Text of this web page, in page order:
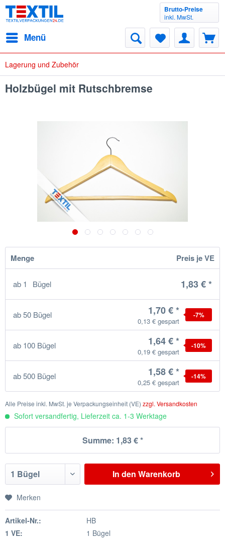
Menü
Brutto-Preise
inkl. MwSt.
Lagerung und Zubehör
Holzbügel mit Rutschbremse
Menge Preis je VE
ab 1 Bügel 1,83 € *
ab50 Bügel 1,70 € *
0,13 € gespart
-7%
ab 100 Bügel 1,64 € *
0,19 € gespart
-10%
ab500 Bügel 1,58 € *
0,25 € gespart
-14%
Alle Preise inkl. MwSt. je Verpackungseinheit (VE) zzgl. Versandkosten
Sofort versandfertig, Lieferzeit ca. 1-3 Werktage
Summe: 1,83 €*
In den Warenkorb
Merken
Artikel-Nr.:
HB
1 VE:
1 Bügel